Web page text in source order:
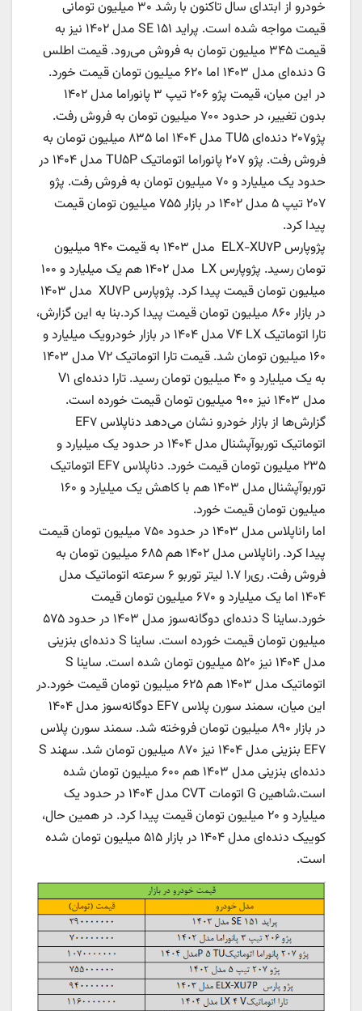
خودرو از ابتدای سال تاکنون با رشد ۳۰ میلیون تومانی
قیمت مواجه شده است. پراید ۱۵۱ SE مدل ۱۴۰۲ نیز به
قیمت ۳۴۵ میلیون تومان به فروش می‌رود. قیمت اطلس
G دنده‌ای مدل ۱۴۰۳ اما ۶۲۰ میلیون تومان قیمت خورد.
در این میان، قیمت پژو ۲۰۶ تیپ ۳ پانوراما مدل ۱۴۰۲
بدون تغییر، در حدود ۷۰۰ میلیون تومان به فروش رفت.
پژو۲۰۷ دنده‌ای TU۵ مدل ۱۴۰۴ اما ۸۳۵ میلیون تومان به
فروش رفت. پژو ۲۰۷ پانوراما اتوماتیک TU۵P مدل ۱۴۰۴ در
حدود یک میلیارد و ۷۰ میلیون تومان به فروش رفت. پژو
۲۰۷ تیپ ۵ مدل ۱۴۰۲ در بازار ۷۵۵ میلیون تومان قیمت
پیدا کرد.
پژوپارس ELX-XU۷P مدل ۱۴۰۳ به قیمت ۹۴۰ میلیون
تومان رسید. پژوپارس LX مدل ۱۴۰۲ هم یک میلیارد و ۱۰۰
میلیون تومان قیمت پیدا کرد. پژوپارس XU۷P مدل ۱۴۰۳
در بازار ۸۶۰ میلیون تومان قیمت پیدا کرد.بنا به این گزارش،
تارا اتوماتیک V۴ LX مدل ۱۴۰۴ در بازار خودرویک میلیارد و
۱۶۰ میلیون تومان شد. قیمت تارا اتوماتیک V۲ مدل ۱۴۰۳
به یک میلیارد و ۴۰ میلیون تومان رسید. تارا دنده‌ای V۱
مدل ۱۴۰۳ نیز ۹۰۰ میلیون تومان قیمت خورده است.
گزارش‌ها از بازار خودرو نشان می‌دهد دناپلاس EF۷
اتوماتیک توربوآپشنال مدل ۱۴۰۴ در حدود یک میلیارد و
۲۳۵ میلیون تومان قیمت خورد. دناپلاس EF۷ اتوماتیک
توربوآپشنال مدل ۱۴۰۳ هم با کاهش یک میلیارد و ۱۶۰
میلیون تومان قیمت خورد.
اما راناپلاس مدل ۱۴۰۳ در حدود ۷۵۰ میلیون تومان قیمت
پیدا کرد. راناپلاس مدل ۱۴۰۲ هم ۶۸۵ میلیون تومان به
فروش رفت. ری‌را ۱.۷ لیتر توربو ۶ سرعته اتوماتیک مدل
۱۴۰۴ اما یک میلیارد و ۶۷۰ میلیون تومان قیمت
خورد.ساینا S دنده‌ای دوگانه‌سوز مدل ۱۴۰۳ در حدود ۵۷۵
میلیون تومان قیمت خورده است. ساینا S دنده‌ای بنزینی
مدل ۱۴۰۴ نیز ۵۲۰ میلیون تومان شده است. ساینا S
اتوماتیک مدل ۱۴۰۳ هم ۶۲۵ میلیون تومان قیمت خورد.در
این میان، سمند سورن پلاس EF۷ دوگانه‌سوز مدل ۱۴۰۴
در بازار ۸۹۰ میلیون تومان فروخته شد. سمند سورن پلاس
EF۷ بنزینی مدل ۱۴۰۴ نیز ۸۷۰ میلیون تومان شد. سهند S
دنده‌ای بنزینی مدل ۱۴۰۳ هم ۶۰۰ میلیون تومان شده
است.شاهین G اتومات CVT مدل ۱۴۰۴ در حدود یک
میلیارد و ۲۰ میلیون تومان قیمت پیدا کرد. در همین حال،
کوییک دنده‌ای مدل ۱۴۰۴ در بازار ۵۱۵ میلیون تومان شده
است.